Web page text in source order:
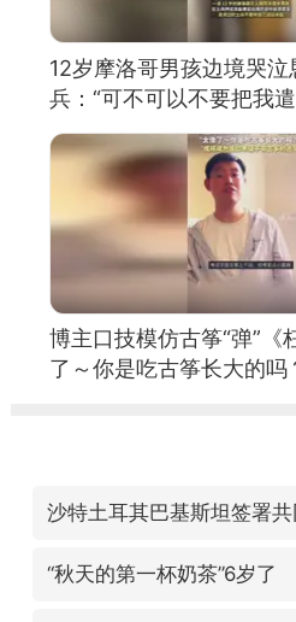
12岁摩洛哥男孩边境哭
兵：“可不可以不要把我
博主口技模仿古筝“弹”《
了～你是吃古筝长大的吗
沙特土耳其巴基斯坦签署
“秋天的第一杯奶茶”6岁了